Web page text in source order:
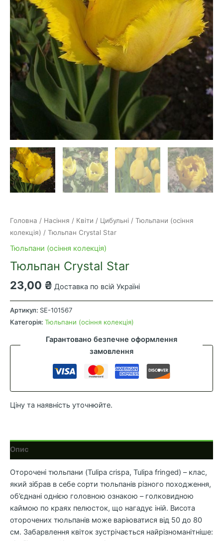
Головна / Насіння / Квіти / Цибульні / Тюльпани (осіння
колекція) / Тюльпан Crystal Star
Тюльпани (осіння колекція)
Тюльпан Crystal Star
23,00 ₴ Доставка по всій Україні
Тюльпан
Crystal
Star
Артикул: SE-101567
Категорія: Тюльпани (осіння колекція)
Гарантовано безпечне оформлення
замовлення
Ціну та наявність уточнюйте.
Опис
Оторочені тюльпани (Tulipa crispa, Tulipa fringed) – клас,
який зібрав в себе сорти тюльпанів різного походження,
об’єднані однією головною ознакою – голковидною
каймою по краях пелюсток, що нагадує іній. Висота
оторочених тюльпанів може варіюватися від 50 до 80
см. Забарвлення квіток зустрічається найрізноманітніше: